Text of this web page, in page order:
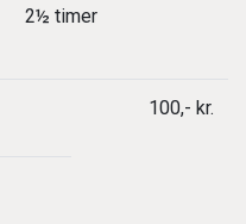
2½ timer
100,- kr.